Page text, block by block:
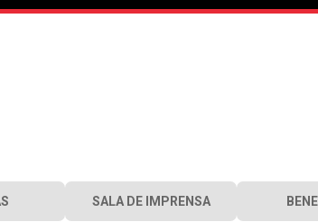
SALA DE IMPRENSA